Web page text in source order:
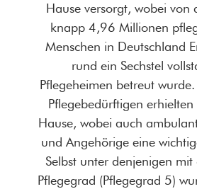
Hause versorgt, wobei von
knapp 4,96 Millionen
Menschen in Deutschland
rund ein Sechstel
Pflegeheimen betreut
Pflegebedürftigen erhielten
Hause, wobei auch
und Angehörige eine
Selbst unter denjenigen mit
Pflegegrad (Pflegegrad 5)